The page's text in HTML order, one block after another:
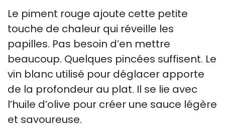
Le piment rouge ajoute cette petite
touche de chaleur qui réveille les
papilles. Pas besoin d’en mettre
beaucoup. Quelques pincées suffisent. Le
vin blanc utilisé pour déglacer apporte
de la profondeur au plat. Il se lie avec
l’huile d’olive pour créer une sauce légère
et savoureuse.